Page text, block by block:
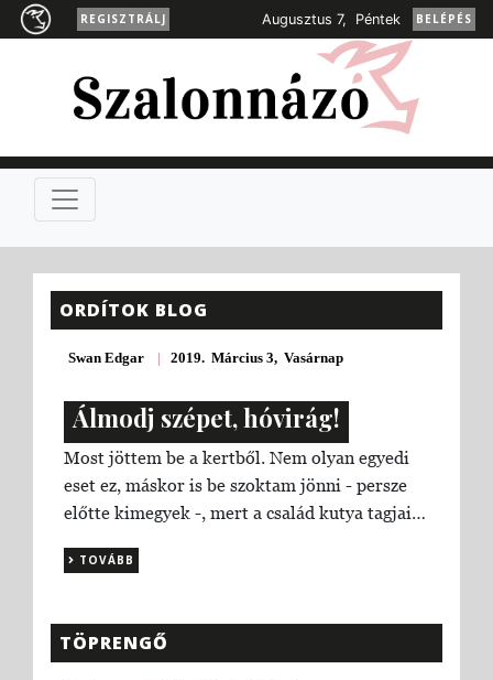
REGISZTRÁLJ Augusztus 7, Péntek BELÉPÉS
ORDÍTOK BLOG
Swan Edgar | 2019. Március 3, Vasárnap
Álmodj szépet, hóvirág!
Most jöttem be a kertből. Nem olyan egyedi
eset ez, máskor is be szoktam jönni - persze
előtte kimegyek -, mert a család kutya tagjai…
TOVÁBB
TÖPRENGŐ